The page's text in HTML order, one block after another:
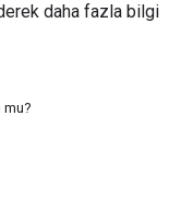
daha fazla bilgi
mu?